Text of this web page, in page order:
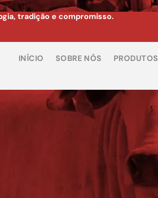
tradição e compromisso.
INÍCIO SOBRE NÓS PRODUTOS